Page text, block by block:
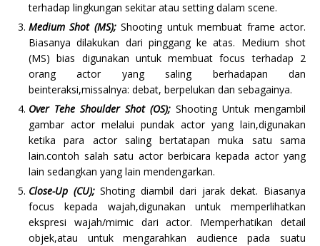
terhadap lingkungan sekitar atau setting dalam scene.
Medium Shot (MS);Shooting untuk membuat frame actor.
Biasanya dilakukan dari pinggang ke atas. Medium shot
(MS) bias digunakan untuk membuat focus terhadap 2
orang actor yang saling berhadapan dan
beinteraksi,missalnya: debat, berpelukan dan sebagainya.
Over Tehe Shoulder Shot (OS); Shooting Untuk mengambil
gambar actor melalui pundak actor yang lain,digunakan
ketika para actor saling bertatapan muka satu sama
lain.contoh salah satu actor berbicara kepada actor yang
lain sedangkan yang lain mendengarkan.
Close-Up (CU);Shoting diambil dari jarak dekat. Biasanya
focus kepada wajah,digunakan untuk memperlihatkan
ekspresi wajah/mimic dari actor. Memperhatikan detail
objek,atau untuk mengarahkan audience pada suatu